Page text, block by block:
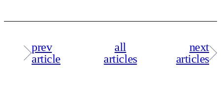
prev
article
all
articles
next
articles